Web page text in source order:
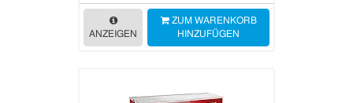
ANZEIGEN
ZUM WARENKORB
HINZUFÜGEN